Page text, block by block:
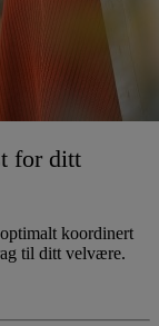
for ditt
koordinert
til ditt velvære.